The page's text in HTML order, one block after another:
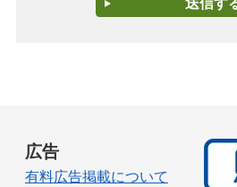
広告
有料広告掲載について